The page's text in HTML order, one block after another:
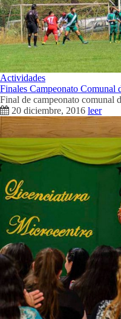
Actividades
Finales Campeonato Comunal
Final de campeonato comunal
20 diciembre, 2016 leer